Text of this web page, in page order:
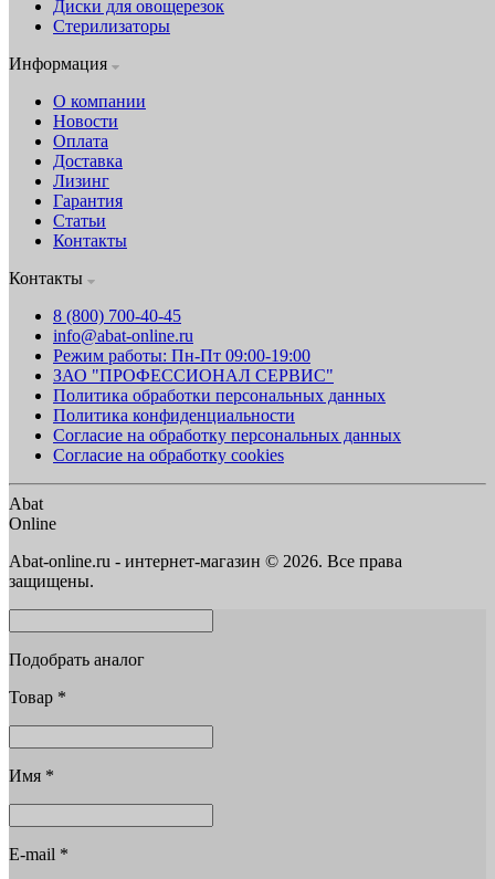
Диски для овощерезок
Стерилизаторы
Информация
О компании
Новости
Оплата
Доставка
Лизинг
Гарантия
Статьи
Контакты
Контакты
8 (800) 700-40-45
info@abat-online.ru
Режим работы: Пн-Пт 09:00-19:00
ЗАО "ПРОФЕССИОНАЛ СЕРВИС"
Политика обработки персональных данных
Политика конфиденциальности
Согласие на обработку персональных данных
Согласие на обработку cookies
Abat
Online
Abat-online.ru - интернет-магазин © 2026. Все права
защищены.
Подобрать аналог
Товар *
Имя *
E-mail *